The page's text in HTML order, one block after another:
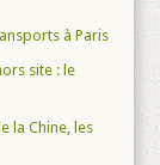
à Paris
site : le
la Chine, les